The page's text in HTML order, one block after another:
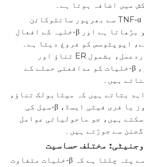
میں اضافہ ہوتا ہے۔
IFN-γ، IL-1β، اور TNF-α سے بھرپور سائٹوکائن
ملائیو — سوزش کو بڑھاتا ہے اور β-خلیہ کے افعال
اپوپٹوسس کو فروغ دیتا ہے۔
سیلولر تناؤ کے ردعمل، بشمول ER تناؤ اور
آکسیڈیٹیو تناؤ، β-خلیات کو مدافعتی حملے کے
ہیں۔
بتاتے ہیں کہ میٹابولک تناؤ،
جیسے ہائی گلوکوز یا فری فیٹی ایسڈ، β-سیل کی
ہیں، جو ماحولیاتی عوامل
سے جوڑتے ہیں۔
مختلف حساسیت
حالیہ مطالعات سے پتہ چلتا ہے کہ β-خلیات متفاوت